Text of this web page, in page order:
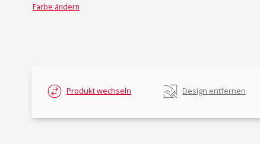
Farbe ändern
Produkt wechseln Design entfernen